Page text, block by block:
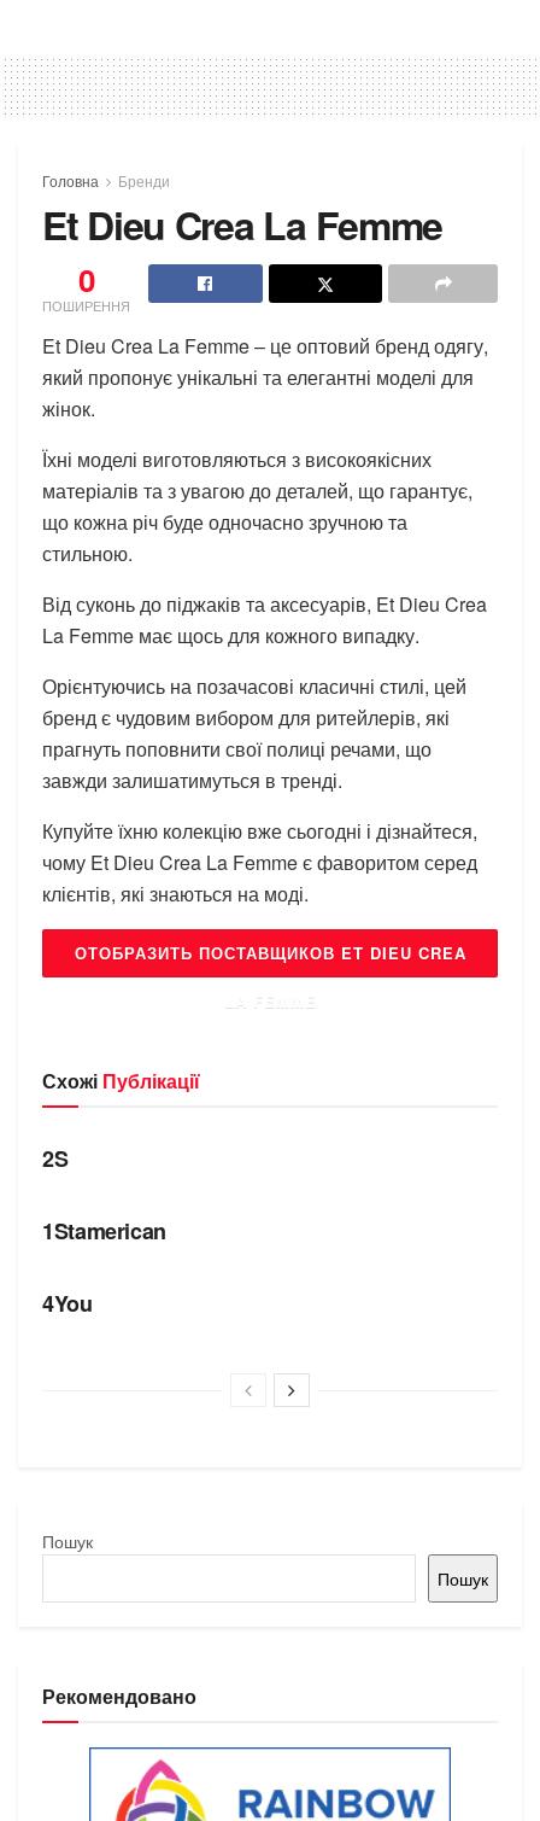
Головна Бренди
Et Dieu Crea La Femme
0
ПОШИРЕННЯ
Et Dieu Crea La Femme – це оптовий бренд одягу,
який пропонує унікальні та елегантні моделі для
жінок.
Їхні моделі виготовляються з високоякісних
матеріалів та з увагою до деталей, що гарантує,
що кожна річ буде одночасно зручною та
стильною.
Від суконь до піджаків та аксесуарів, Et Dieu Crea
La Femme має щось для кожного випадку.
Орієнтуючись на позачасові класичні стилі, цей
бренд є чудовим вибором для ритейлерів, які
прагнуть поповнити свої полиці речами, що
завжди залишатимуться в тренді.
Купуйте їхню колекцію вже сьогодні і дізнайтеся,
чому Et Dieu Crea La Femme є фаворитом серед
клієнтів, які знаються на моді.
ОТОБРАЗИТЬ ПОСТАВЩИКОВ ET DIEU CREA
LA FEMME
Схожі Публікації
БРЕНДИ
2S
1Stamerican
4You
Пошук
Пошук
Рекомендовано